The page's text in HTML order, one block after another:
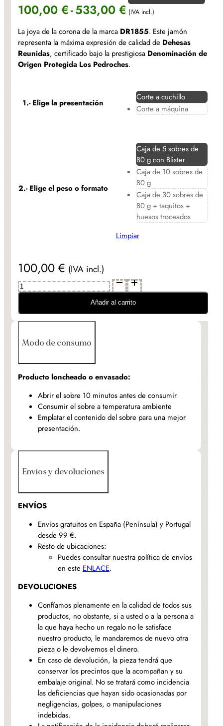
100,00 €-533,00 € Rango
de
precios:
desde
hasta
533,00 €
(IVA incl.)
La joya de la corona de la marca DR1855. Este jamón
representa la máxima expresión de calidad de Dehesas
Reunidas, certificado bajo la prestigiosa Denominación de
Origen Protegida Los Pedroches.
1.- Elige la presentación
Corte a cuchillo
Corte a máquina
2.- Elige el peso o formato
Caja de 5 sobres de
80 g con Blister
Caja de 10 sobres de
80 g
Caja de 30 sobres de
80 g + taquitos +
huesos troceados
Limpiar
100,00 € (IVA incl.)
Jamón
de
100
%
ibérico
D.O.P.
-
DR1855
cantidad
Añadir al carrito
Modo de consumo
Producto loncheado o envasado:
Abrir el sobre 10 minutos antes de consumir
Consumir el sobre a temperatura ambiente
Emplatar el contenido del sobre para una mejor
presentación.
Envíos y devoluciones
ENVÍOS
Envíos gratuitos en España (Península) y Portugal
desde 99 €.
Resto de ubicaciones:
Puedes consultar nuestra política de envíos
en este ENLACE.
DEVOLUCIONES
Confíamos plenamente en la calidad de todos sus
productos, no obstante, si a usted o a la persona a
la que haya hecho un regalo no le satisface
nuestro producto, le mandaremos de nuevo otra
pieza o le devolvemos el dinero.
En caso de devolución, la pieza tendrá que
conservar los precintos que la acompañan y su
embalaje original. No se tratará como incidencia
las deficiencias que hayan sido ocasionadas por
negligencias, golpes, o manipulaciones
indebidas.